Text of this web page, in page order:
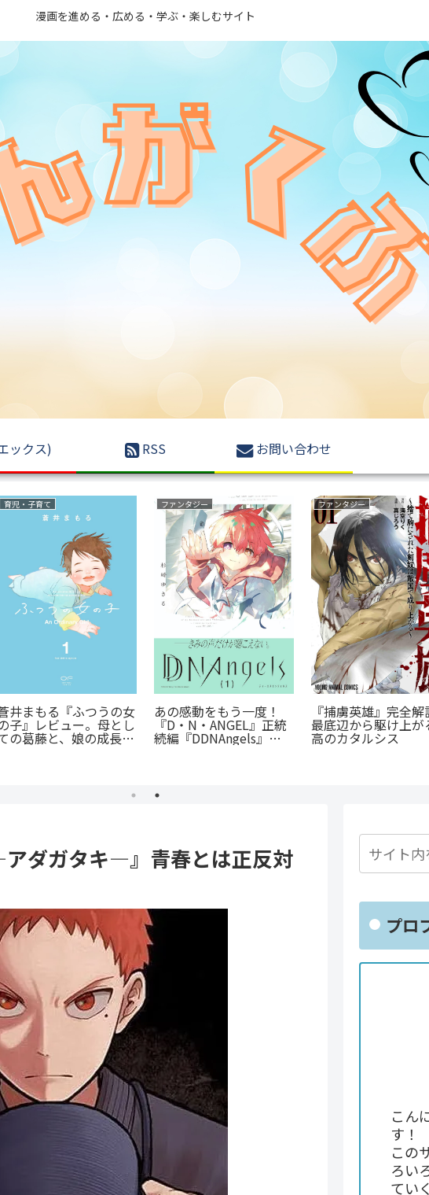
漫画を進める・広める・学ぶ・楽しむサイト
ックス) RSS お問い合わせ
復讐
65歳の老人が超人
！？》『山岳超人マツ
カ』のあらすじ紹介：
戦慄と謎に満ちた山岳殺
野球
『斜陽に恋う』憧れの先
輩が恋したのは「弟の彼
氏」だった…？切なすぎ
る青春BL
ミステリー
『幼児A』5歳の殺人
犯、その瞳の奥に潜
とは？ 衝撃作を徹
剖
ダガタキ―』青春とは正反対
プロ
こん
す！
この
ろい
てい